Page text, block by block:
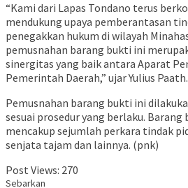
“Kami dari Lapas Tondano terus
mendukung upaya pemberantasan
penegakkan hukum di wilayah
pemusnahan barang bukti ini
sinergitas yang baik antara Aparat
Pemerintah Daerah,” ujar Yulius Paath.
Pemusnahan barang bukti ini
sesuai prosedur yang berlaku.
mencakup sejumlah perkara tindak
senjata tajam dan lainnya. (pnk)
Post Views: 270
Sebarkan